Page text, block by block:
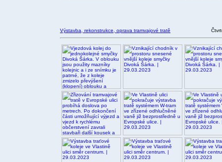
Výstavba, rekonstrukce, oprava tramvajové tratě